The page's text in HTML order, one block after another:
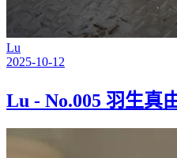
Lu
2025-10-12
Lu - No.005 羽生真